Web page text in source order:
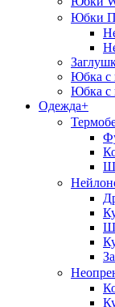
Юбки
Юбка с
Юбка с
Одежда+